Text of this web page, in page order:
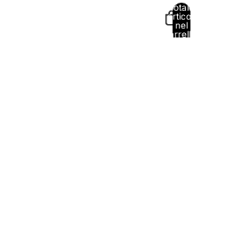
Totale
articoli
nel
carrello: